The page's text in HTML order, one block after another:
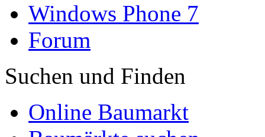
Windows Phone 7
Forum
Suchen und Finden
Online Baumarkt